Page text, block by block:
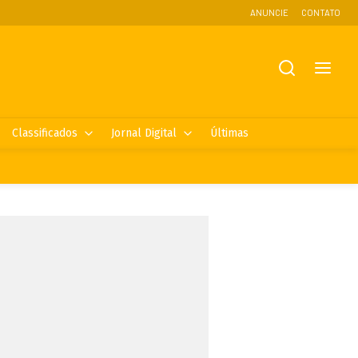
ANUNCIE CONTATO
Classificados Jornal Digital Últimas